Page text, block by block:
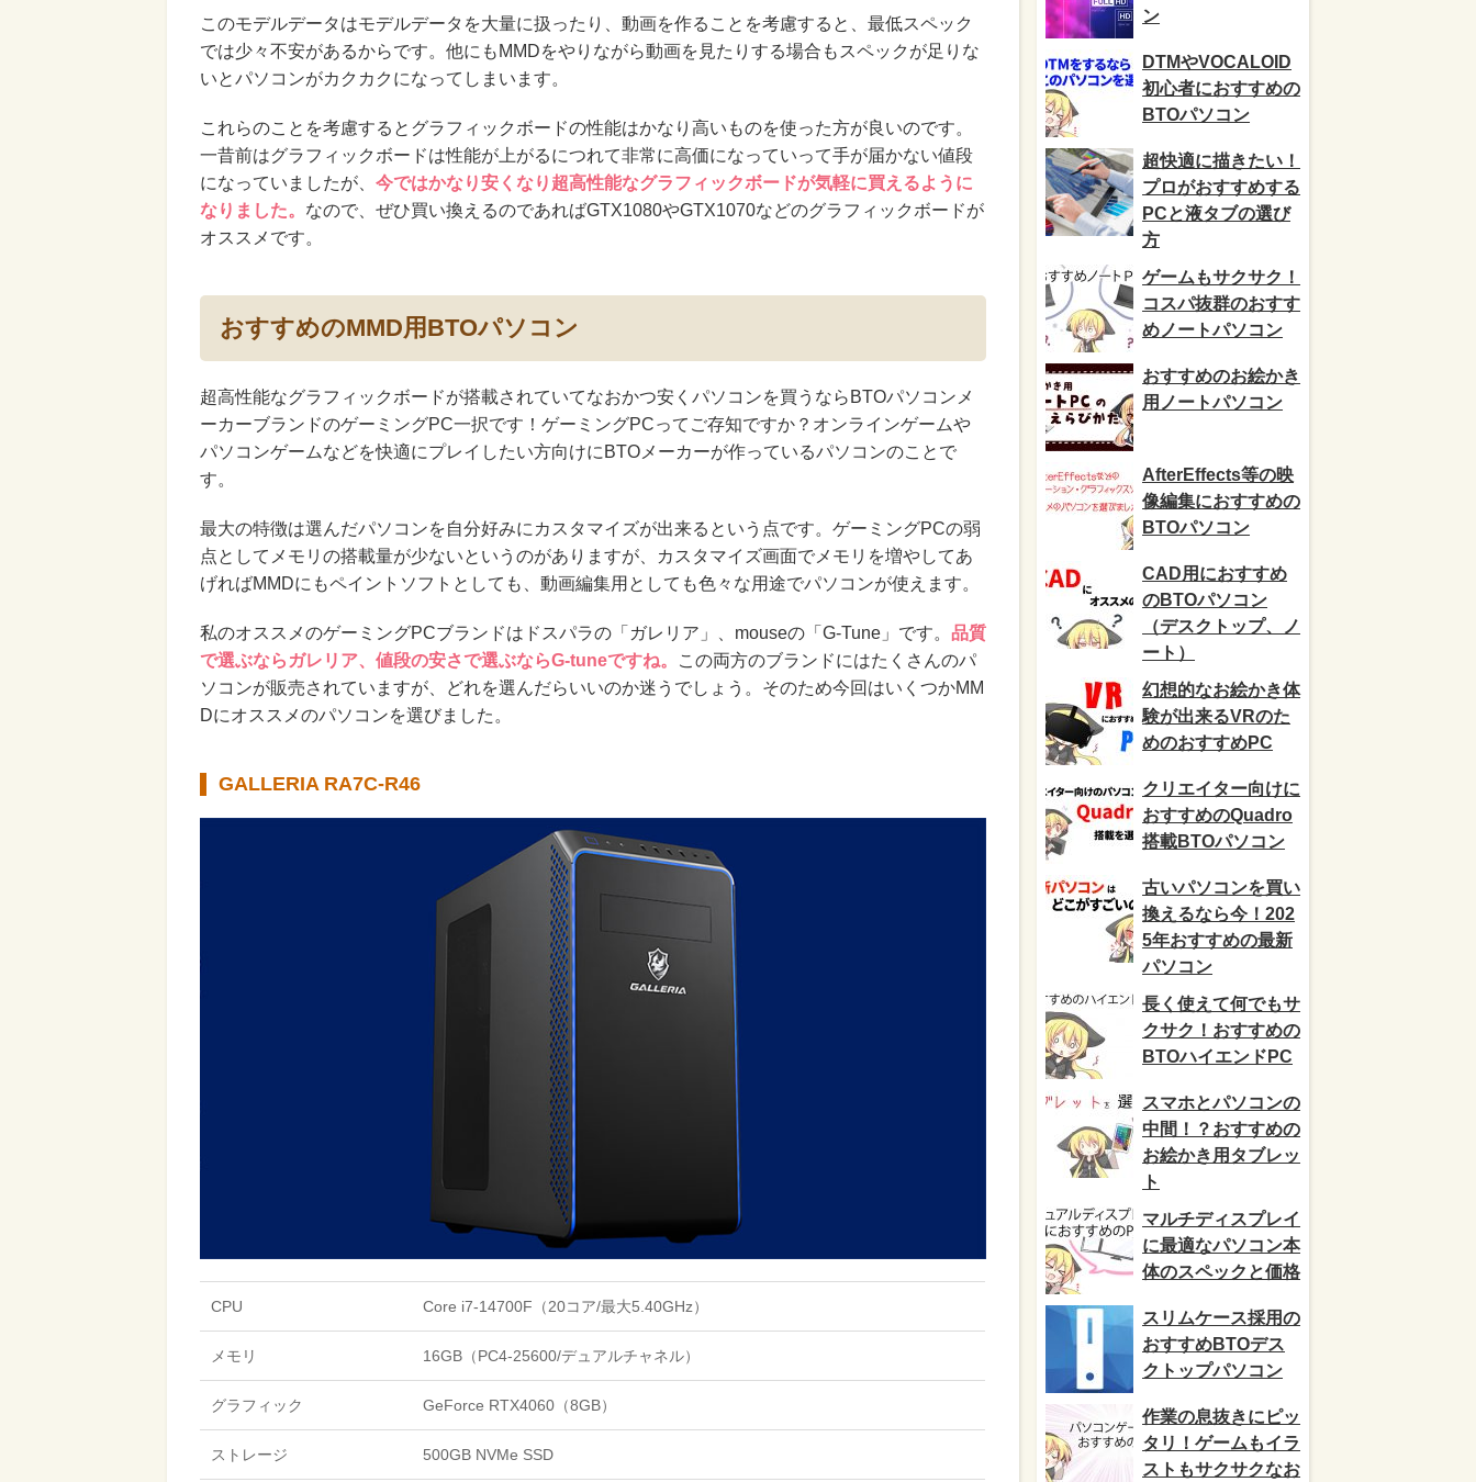
このモデルデータはモデルデータを大量に扱ったり、動画を作ることを考慮すると、最低スペック
では少々不安があるからです。他にもMMDをやりながら動画を見たりする場合もスペックが足りな
いとパソコンがカクカクになってしまいます。
これらのことを考慮するとグラフィックボードの性能はかなり高いものを使った方が良いのです。
一昔前はグラフィックボードは性能が上がるにつれて非常に高価になっていって手が届かない値段
になっていましたが、 今ではかなり安くなり超高性能なグラフィックボードが気軽に買えるように
なりました。 なので、ぜひ買い換えるのであればGTX1080やGTX1070などのグラフィックボードが
オススメです。
おすすめのMMD用BTOパソコン
超高性能なグラフィックボードが搭載されていてなおかつ安くパソコンを買うならBTOパソコンメ
ーカーブランドのゲーミングPC一択です！ゲーミングPCってご存知ですか？オンラインゲームや
パソコンゲームなどを快適にプレイしたい方向けにBTOメーカーが作っているパソコンのことで
す。
最大の特徴は選んだパソコンを自分好みにカスタマイズが出来るという点です。ゲーミングPCの弱
点としてメモリの搭載量が少ないというのがありますが、カスタマイズ画面でメモリを増やしてあ
げればMMDにもペイントソフトとしても、動画編集用としても色々な用途でパソコンが使えます。
私のオススメのゲーミングPCブランドはドスパラの「ガレリア」、mouseの「G-Tune」です。 品質
で選ぶならガレリア、値段の安さで選ぶならG-tuneですね。
この両方のブランドにはたくさんのパ
ソコンが販売されていますが、どれを選んだらいいのか迷うでしょう。そのため今回はいくつかMM
Dにオススメのパソコンを選びました。
GALLERIA RA7C-R46
CPU Core i7-14700F（20コア/最大5.40GHz）
メモリ 16GB（PC4-25600/デュアルチャネル）
グラフィック GeForce RTX4060（8GB）
ストレージ 500GB NVMe SSD
ン
DTMやVOCALOID
初心者におすすめの
BTOパソコン
超快適に描きたい！
プロがおすすめする
PCと液タブの選び
方
ゲームもサクサク！
コスパ抜群のおすす
めノートパソコン
おすすめのお絵かき
用ノートパソコン
AfterEffects等の映
像編集におすすめの
BTOパソコン
CAD用におすすめ
のBTOパソコン
（デスクトップ、ノ
ート）
幻想的なお絵かき体
験が出来るVRのた
めのおすすめPC
クリエイター向けに
おすすめのQuadro
搭載BTOパソコン
古いパソコンを買い
換えるなら今！202
5年おすすめの最新
パソコン
長く使えて何でもサ
クサク！おすすめの
BTOハイエンドPC
スマホとパソコンの
中間！？おすすめの
お絵かき用タブレッ
ト
マルチディスプレイ
に最適なパソコン本
体のスペックと価格
スリムケース採用の
おすすめBTOデス
クトップパソコン
作業の息抜きにピッ
タリ！ゲームもイラ
ストもサクサクなお